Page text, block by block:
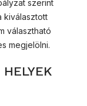
szerint
kiválasztott
választható
megjelölni.